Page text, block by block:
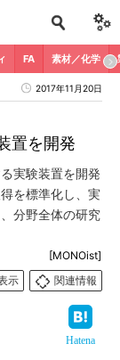
FA 素材／化学
2017年11月20日
置を開発
実験装置を開発
を標準化し、実
分野全体の研究
[MONOist]
示
関連情報
Hatena